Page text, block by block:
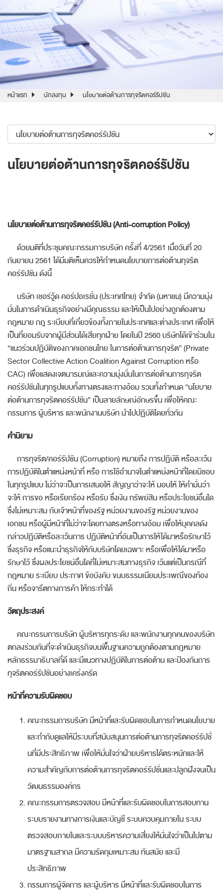
หน้าแรก นักลงทุน นโยบายต่อต้านการทุจริตคอร์รัปชัน
นโยบายต่อต้านการทุจริตคอร์รัปชัน
นโยบายต่อต้านการทุจริตคอร์รัปชัน(Anti-corruption Policy)
ด้วยมติที่ประชุมคณะกรรมการบริษัท ครั้งที่ 4/2561 เมื่อวันที่20
กันยายน2561ได้มีมติเห็นควรให้กำหนดนโยบายการต่อต้านทุจริต
คอร์รัปชัน ดังนี้
บริษัท เชอร์วู้ด คอร์ปอเรชั่น (ประเทศไทย) จำกัด (มหาชน) มีความมุ่ง
มั่นในการดำเนินธุรกิจอย่างมีคุณธรรม และให้เป็นไปอย่างถูกต้องตาม
กฎหมาย กฎ ระเบียบที่เกี่ยวข้องทั้งภายในประเทศและต่างประเทศ เพื่อให้
เป็นที่ยอมรับจากผู้มีส่วนได้เสียทุกฝ่าย โดยในปี2560บริษัทได้เข้าร่วมใน
“แนวร่วมปฏิบัติของภาคเอกชนไทย ในการต่อต้านการทุจริต”(Private
Sector Collective Action Coalition Against Corruptionหรือ
CAC) เพื่อแสดงเจตนารมณ์และความมุ่งมั่นในการต่อต้านการทุจริต
คอร์รัปชันในทุกรูปแบบทั้งทางตรงและทางอ้อม รวมทั้งกำหนด “นโยบาย
ต่อต้านการทุจริตคอร์รัปชัน” เป็นลายลักษณ์อักษรขึ้น เพื่อให้คณะ
กรรมการ ผู้บริหาร และพนักงานบริษัท นำไปปฏิบัติโดยทั่วกัน
คำนิยาม
การทุจริต/คอร์รัปชัน (Corruption)หมายถึง การปฏิบัติ หรือละเว้น
การปฏิบัติในตำแหน่งหน้าที่ หรือ การใช้อำนาจในตำแหน่งหน้าที่โดยมิชอบ
ในทุกรูปแบบ ไม่ว่าจะเป็นการเสนอให้ สัญญาว่าจะให้ มอบให้ ให้คำมั่นว่า
จะให้ การขอ หรือเรียกร้อง หรือรับ ซึ่งเงิน ทรัพย์สิน หรือประโยชน์อื่นใด
ซึ่งไม่เหมาะสม กับเจ้าหน้าที่ของรัฐ หน่วยงานของรัฐ หน่วยงานของ
เอกชน หรือผู้มีหน้าที่ไม่ว่าจะโดยทางตรงหรือทางอ้อม เพื่อให้บุคคลดัง
กล่าวปฏิบัติหรือละเว้นการ ปฏิบัติหน้าที่อันเป็นการให้ได้มาหรือรักษาไว้
ซึ่งธุรกิจ หรือแนะนำธุรกิจให้กับบริษัทโดยเฉพาะ หรือเพื่อให้ได้มาหรือ
รักษาไว้ ซึ่งผลประโยชน์อื่นใดที่ไม่เหมาะสมทางธุรกิจ เว้นแต่เป็นกรณีที่
กฎหมาย ระเบียบ ประกาศ ข้อบังคับ ขนบธรรมเนียมประเพณีของท้อง
ถิ่น หรือจารีตทางการค้า ให้กระทำได้
วัตถุประสงค์
คณะกรรมการบริษัท ผู้บริหารทุกระดับ และพนักงานทุกคนของบริษัท
ตกลงร่วมกันที่จะดำเนินธุรกิจบนพื้นฐานความถูกต้องตามกฎหมาย
หลักธรรมาธิบาลที่ดี และมีแนวทางปฏิบัติในการต่อต้าน และป้องกันการ
ทุจริตคอร์รัปชันอย่างเคร่งครัด
หน้าที่ความรับผิดชอบ
คณะกรรมการบริษัท มีหน้าที่และรับผิดชอบในการกำหนดนโยบาย
และกำกับดูแลให้มีระบบที่สนับสนุนการต่อต้านการทุจริตคอร์รัปชั่
นที่มีประสิทธิภาพ เพื่อให้มั่นใจว่าฝ่ายบริหารได้ตระหนักและให้
ความสำคัญกับการต่อต้านการทุจริตคอร์รัปชั่นและปลูกฝังจนเป็น
วัฒนธรรมองค์กร
คณะกรรมการตรวจสอบ มีหน้าที่และรับผิดชอบในการสอบทาน
ระบบรายงานทางการเงินและบัญชี ระบบควบคุมภายใน ระบบ
ตรวจสอบภายในและระบบบริหารความเสี่ยงให้มั่นใจว่าเป็นไปตาม
มาตรฐานสากล มีความรัดกุมเหมาะสม ทันสมัย และมี
ประสิทธิภาพ
กรรมการผู้จัดการ และผู้บริหาร มีหน้าที่และรับผิดชอบในการ